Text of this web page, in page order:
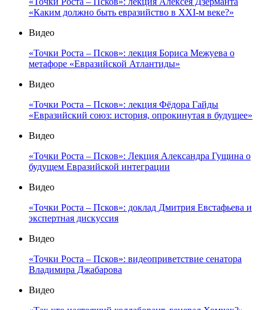
«Каким должно быть евразийство в XXI-м веке?»
Видео
«Точки Роста – Псков»: лекция Бориса Межуева о
метафоре «Евразийской Атлантиды»
Видео
«Точки Роста – Псков»: лекция Фёдора Гайды
«Евразийский союз: история, опрокинутая в будущее»
Видео
«Точки Роста – Псков»: Лекция Александра Гущина о
будущем Евразийской интеграции
Видео
«Точки Роста – Псков»: доклад Дмитрия Евстафьева и
экспертная дискуссия
Видео
«Точки Роста – Псков»: видеоприветствие сенатора
Владимира Джабарова
Видео